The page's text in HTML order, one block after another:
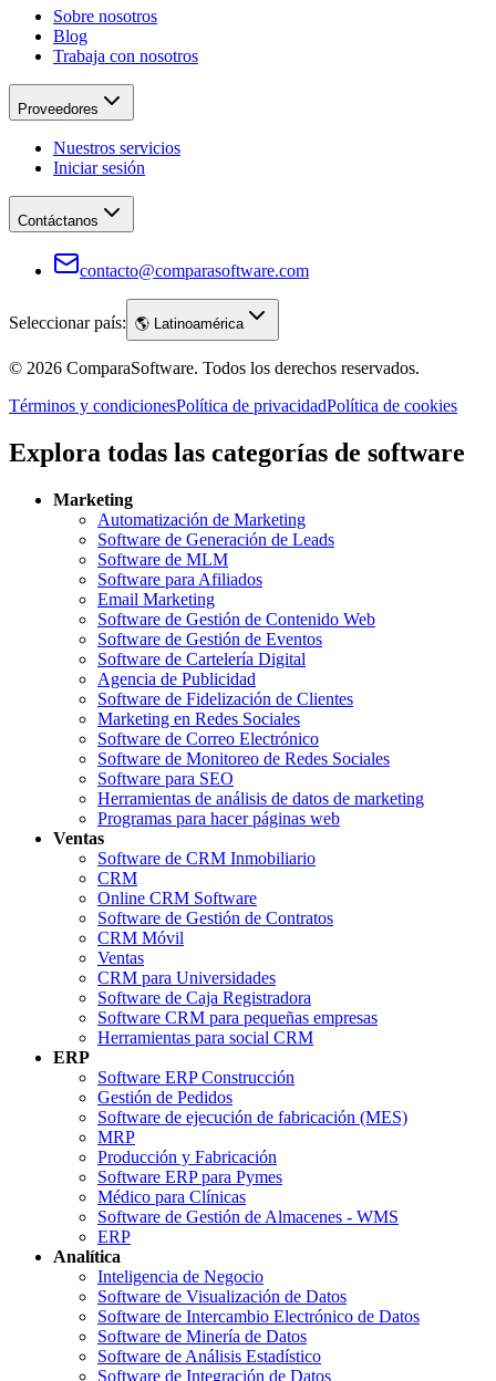
Sobre nosotros
Blog
Trabaja con nosotros
Proveedores
Nuestros servicios
Iniciar sesión
Contáctanos
contacto@comparasoftware.com
Seleccionar país: 🌎 Latinoamérica
© 2026 ComparaSoftware. Todos los derechos reservados.
Términos y condicionesPolítica de privacidadPolítica de cookies
Explora todas las categorías de software
Marketing
Automatización de Marketing
Software de Generación de Leads
Software de MLM
Software para Afiliados
Email Marketing
Software de Gestión de Contenido Web
Software de Gestión de Eventos
Software de Cartelería Digital
Agencia de Publicidad
Software de Fidelización de Clientes
Marketing en Redes Sociales
Software de Correo Electrónico
Software de Monitoreo de Redes Sociales
Software para SEO
Herramientas de análisis de datos de marketing
Programas para hacer páginas web
Ventas
Software de CRM Inmobiliario
CRM
Online CRM Software
Software de Gestión de Contratos
CRM Móvil
Ventas
CRM para Universidades
Software de Caja Registradora
Software CRM para pequeñas empresas
Herramientas para social CRM
ERP
Software ERP Construcción
Gestión de Pedidos
Software de ejecución de fabricación (MES)
MRP
Producción y Fabricación
Software ERP para Pymes
Médico para Clínicas
Software de Gestión de Almacenes - WMS
ERP
Analítica
Inteligencia de Negocio
Software de Visualización de Datos
Software de Intercambio Electrónico de Datos
Software de Minería de Datos
Software de Análisis Estadístico
Software de Integración de Datos